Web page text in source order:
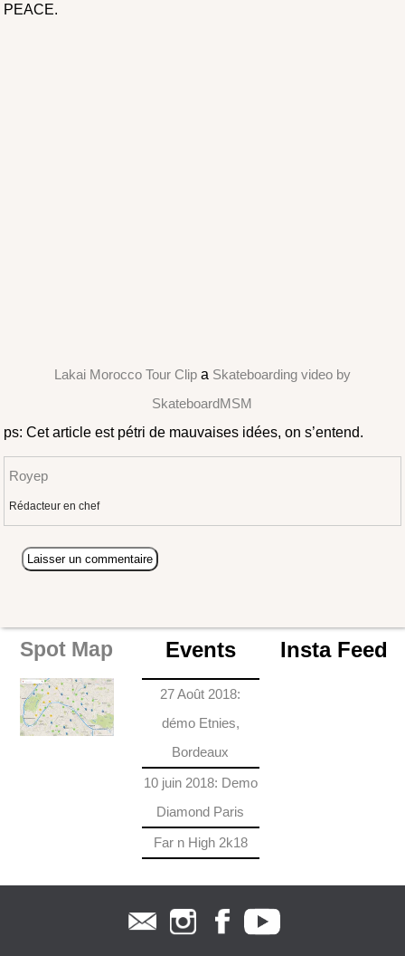
PEACE.
Lakai Morocco Tour Clipa Skateboarding video by
SkateboardMSM
ps: Cet article est pétri de mauvaises idées, on s’entend.
Royep
Rédacteur en chef
Spot Map Events
27 Août 2018:
démo Etnies,
Bordeaux
10 juin 2018: Demo
Diamond Paris
Far n High 2k18
Insta Feed